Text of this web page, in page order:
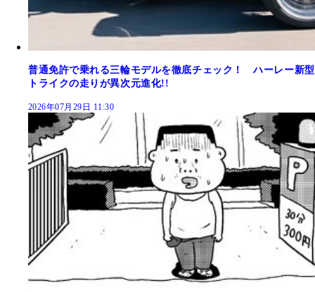
普通免許で乗れる三輪モデルを徹底チェック！ ハーレー新型
トライクの走りが異次元進化!!
2026年07月29日 11:30